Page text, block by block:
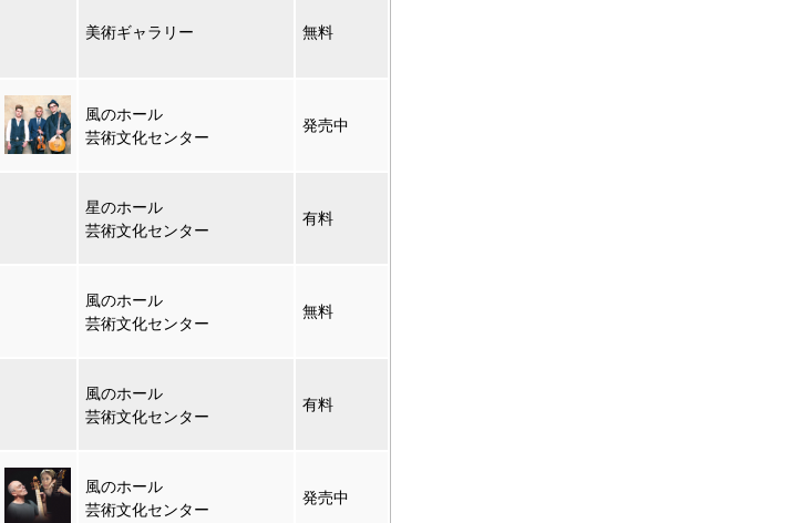
美術ギャラリー 無料
風のホール
芸術文化センター
発売中
星のホール
芸術文化センター
有料
風のホール
芸術文化センター
無料
風のホール
芸術文化センター
有料
風のホール
芸術文化センター
発売中